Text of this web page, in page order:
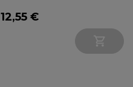
12,55 €
